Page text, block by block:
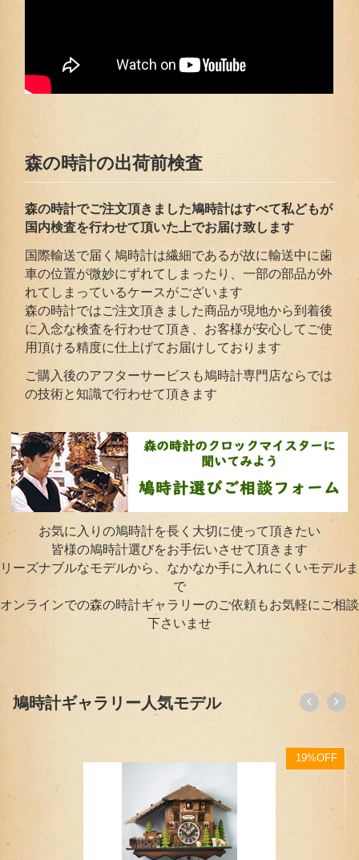
森の時計の出荷前検査
森の時計でご注文頂きました鳩時計はすべて私どもが
国内検査を行わせて頂いた上でお届け致します
国際輸送で届く鳩時計は繊細であるが故に輸送中に歯
車の位置が微妙にずれてしまったり、一部の部品が外
れてしまっているケースがございます
森の時計ではご注文頂きました商品が現地から到着後
に入念な検査を行わせて頂き、お客様が安心してご使
用頂ける精度に仕上げてお届けしております
ご購入後のアフターサービスも鳩時計専門店ならでは
の技術と知識で行わせて頂きます
お気に入りの鳩時計を長く大切に使って頂きたい
皆様の鳩時計選びをお手伝いさせて頂きます
リーズナブルなモデルから、なかなか手に入れにくいモデルま
で
オンラインでの森の時計ギャラリーのご依頼もお気軽にご相談
下さいませ
鳩時計ギャラリー人気モデル
13%OFF
【待望の新作スケルトンモデル】山小屋鳩時計 1日巻 EN240（小型）
77,000 円